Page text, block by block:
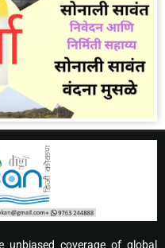
unbiased coverage of global